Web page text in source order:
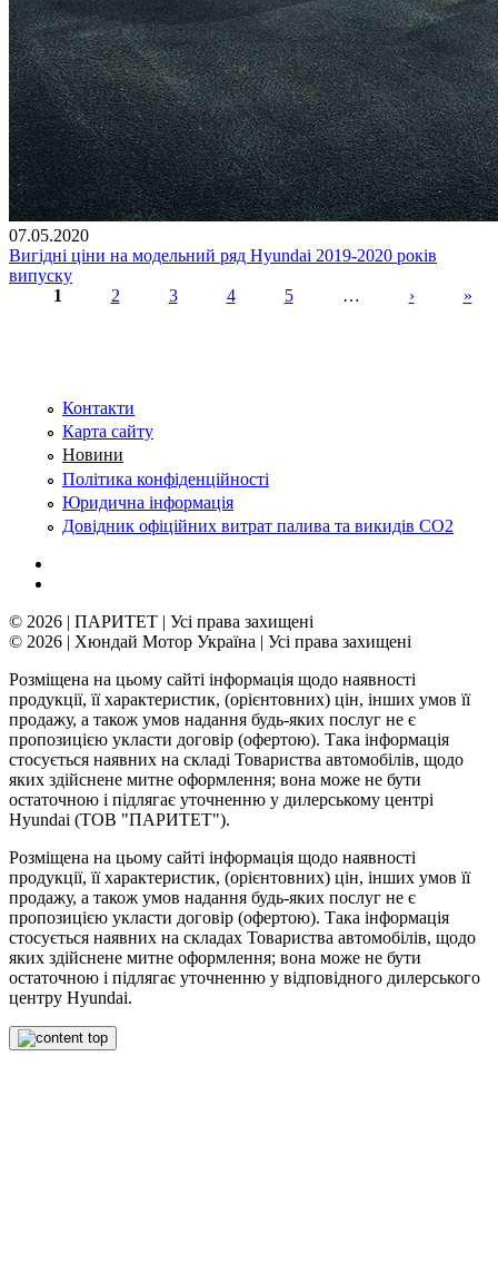
07.05.2020
Вигідні ціни на модельний ряд Hyundai 2019-2020 років
випуску
1 2 3 4 5 … › »
Контакти
Карта сайту
Новини
Політика конфіденційності
Юридична інформація
Довідник офіційних витрат палива та викидів СО2
© 2026 | ПАРИТЕТ | Усі права захищені
© 2026 | Хюндай Мотор Україна | Усі права захищені
Розміщена на цьому сайті інформація щодо наявності
продукції, її характеристик, (орієнтовних) цін, інших умов її
продажу, а також умов надання будь-яких послуг не є
пропозицією укласти договір (офертою). Така інформація
стосується наявних на складі Товариства автомобілів, щодо
яких здійснене митне оформлення; вона може не бути
остаточною і підлягає уточненню у дилерському центрі
Hyundai (ТОВ "ПАРИТЕТ").
Розміщена на цьому сайті інформація щодо наявності
продукції, її характеристик, (орієнтовних) цін, інших умов її
продажу, а також умов надання будь-яких послуг не є
пропозицією укласти договір (офертою). Така інформація
стосується наявних на складах Товариства автомобілів, щодо
яких здійснене митне оформлення; вона може не бути
остаточною і підлягає уточненню у відповідного дилерського
центру Hyundai.